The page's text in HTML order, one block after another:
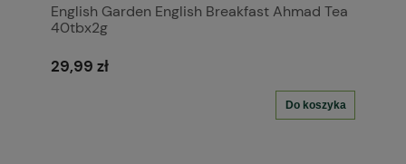
English Garden English Breakfast Ahmad Tea
40tbx2g
29,99 zł
Do koszyka